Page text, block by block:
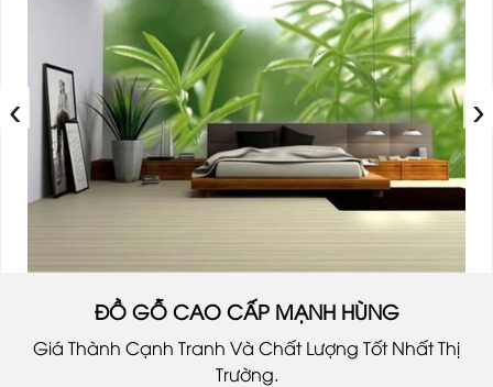
‹ ›
ĐỒ GỖ CAO CẤP MẠNH HÙNG
Giá Thành Cạnh Tranh Và Chất Lượng Tốt Nhất Thị
Trường.